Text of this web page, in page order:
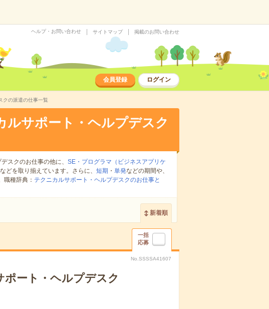
ヘルプ・お問い合わせ サイトマップ 掲載のお問い合わせ
会員登録 ログイン
クの派遣の仕事一覧
ルサポート・ヘルプデスク
スクのお仕事の他に、 SE・プログラマ（ビジネスアプリケ
などを取り揃えています。さらに、 短期 ・ 単発などの期間や、
職種辞典： テクニカルサポート・ヘルプデスクのお仕事と
新着順
一括
応募
No.SSSSA41607
ート・ヘルプデスク